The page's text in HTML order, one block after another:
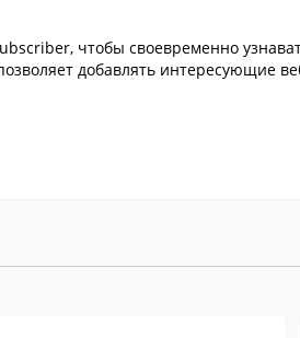
чтобы своевременно
добавлять интересующие